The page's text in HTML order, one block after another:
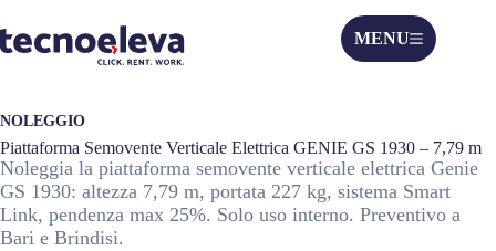
MENU
NOLEGGIO
Piattaforma Semovente Verticale Elettrica GENIE GS 1930 – 7,79 m
Noleggia la piattaforma semovente verticale elettrica Genie
GS 1930: altezza 7,79 m, portata 227 kg, sistema Smart
Link, pendenza max 25%. Solo uso interno. Preventivo a
Bari e Brindisi.